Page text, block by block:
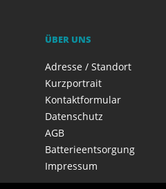
ÜBER UNS
Adresse / Standort
Kurzportrait
Kontaktformular
Datenschutz
AGB
Batterieentsorgung
Impressum